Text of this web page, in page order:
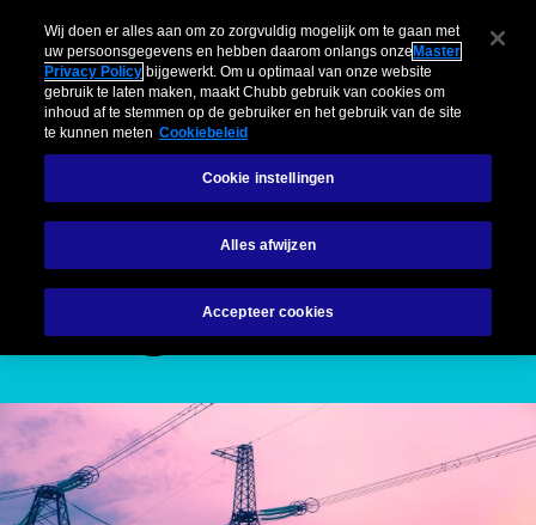
Bedrijven Particulieren Risicomanagement Insights
Energie
Wij doen er alles aan om zo zorgvuldig mogelijk om te gaan met
uw persoonsgegevens en hebben daarom onlangs onze Master
Privacy Policy bijgewerkt. Om u optimaal van onze website
gebruik te laten maken, maakt Chubb gebruik van cookies om
inhoud af te stemmen op de gebruiker en het gebruik van de site
te kunnen meten Cookiebeleid
Cookie instellingen
Alles afwijzen
Accepteer cookies